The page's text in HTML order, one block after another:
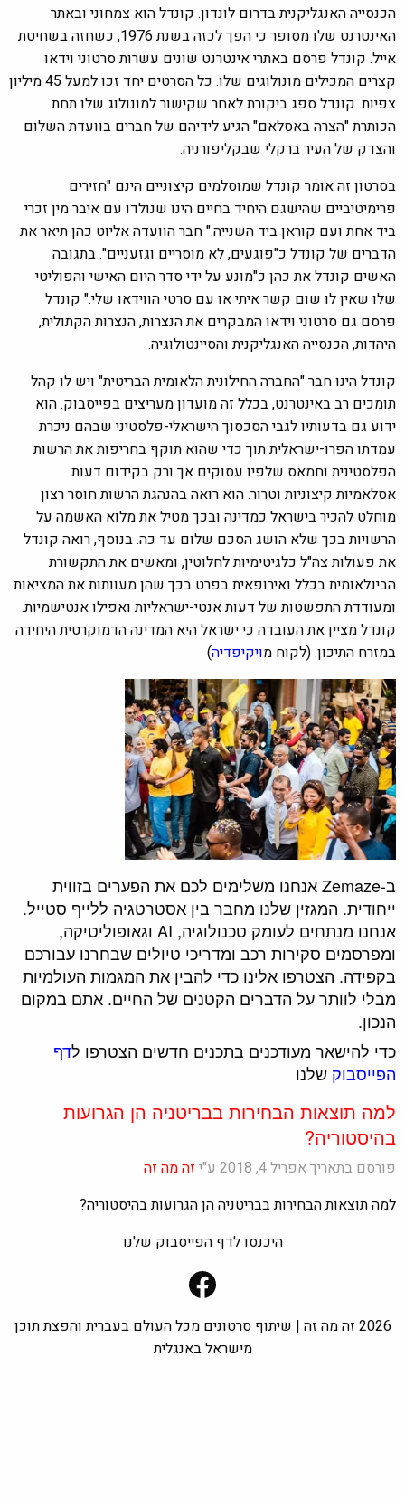
הכנסייה האנגליקנית בדרום לונדון. קונדל הוא צמחוני ובאתר
האינטרנט שלו מסופר כי הפך לכזה בשנת 1976, כשחזה בשחיטת
אייל. קונדל פרסם באתרי אינטרנט שונים עשרות סרטוני וידאו
קצרים המכילים מונולוגים שלו. כל הסרטים יחד זכו למעל 45 מיליון
צפיות. קונדל ספג ביקורת לאחר שקישור למונולוג שלו תחת
הכותרת "הצרה באסלאם" הגיע לידיהם של חברים בוועדת השלום
והצדק של העיר ברקלי שבקליפורניה.
בסרטון זה אומר קונדל שמוסלמים קיצוניים הינם "חזירים
פרימיטיביים שהישגם היחיד בחיים הינו שנולדו עם איבר מין זכרי
ביד אחת ועם קוראן ביד השנייה." חבר הוועדה אליוט כהן תיאר את
הדברים של קונדל כ"פוגעים, לא מוסריים וגזעניים". בתגובה
האשים קונדל את כהן כ"מונע על ידי סדר היום האישי והפוליטי
שלו שאין לו שום קשר איתי או עם סרטי הווידאו שלי." קונדל
פרסם גם סרטוני וידאו המבקרים את הנצרות, הנצרות הקתולית,
היהדות, הכנסייה האנגליקנית והסיינטולוגיה.
קונדל הינו חבר "החברה החילונית הלאומית הבריטית" ויש לו קהל
תומכים רב באינטרנט, בכלל זה מועדון מעריצים בפייסבוק. הוא
ידוע גם בדעותיו לגבי הסכסוך הישראלי-פלסטיני שבהם ניכרת
עמדתו הפרו-ישראלית תוך כדי שהוא תוקף בחריפות את הרשות
הפלסטינית וחמאס שלפיו עסוקים אך ורק בקידום דעות
אסלאמיות קיצוניות וטרור. הוא רואה בהנהגת הרשות חוסר רצון
מוחלט להכיר בישראל כמדינה ובכך מטיל את מלוא האשמה על
הרשויות בכך שלא הושג הסכם שלום עד כה. בנוסף, רואה קונדל
את פעולות צה"ל כלגיטימיות לחלוטין, ומאשים את התקשורת
הבינלאומית בכלל ואירופאית בפרט בכך שהן מעוותות את המציאות
ומעודדת התפשטות של דעות אנטי-ישראליות ואפילו אנטישמיות.
קונדל מציין את העובדה כי ישראל היא המדינה הדמוקרטית היחידה
במזרח התיכון. (לקוח מ ויקיפדיה)
ב-Zemaze אנחנו משלימים לכם את הפערים בזווית
ייחודית. המגזין שלנו מחבר בין אסטרטגיה ללייף סטייל.
אנחנו מנתחים לעומק טכנולוגיה, AI וגאופוליטיקה,
ומפרסמים סקירות רכב ומדריכי טיולים שבחרנו עבורכם
בקפידה. הצטרפו אלינו כדי להבין את המגמות העולמיות
מבלי לוותר על הדברים הקטנים של החיים. אתם במקום
הנכון.
כדי להישאר מעודכנים בתכנים חדשים הצטרפו ל דף
הפייסבוקשלנו
למה תוצאות הבחירות בבריטניה הן הגרועות
בהיסטוריה?
פורסם בתאריך אפריל 4, 2018 ע"י
זה מה זה
למה תוצאות הבחירות בבריטניה הן הגרועות בהיסטוריה?
היכנסו לדף הפייסבוק שלנו
Facebook
2026 זה מה זה | שיתוף סרטונים מכל העולם בעברית והפצת תוכן
מישראל באנגלית